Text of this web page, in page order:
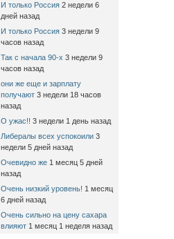
И только Россия 2 недели 6
дней назад
И только Россия 3 недели 9
часов назад
Так с начала 90-х 3 недели 9
часов назад
они же еще и зарплату
получают 3 недели 18 часов
назад
О ужас!! 3 недели 1 день назад
Либералы всех успокоили 3
недели 5 дней назад
Очевидно же 1 месяц 5 дней
назад
Очень низкий уровень! 1 месяц
6 дней назад
Очень сильно на цену сахара
влияют 1 месяц 1 неделя назад